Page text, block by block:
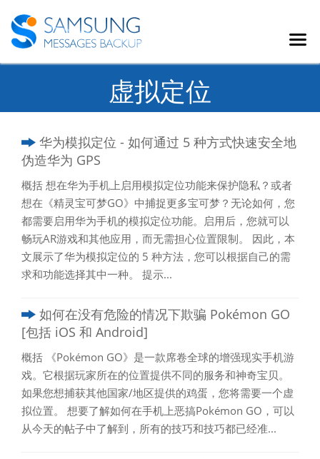
虚拟定位
华为模拟定位 - 如何通过 5 种方式快速安全地
伪造华为 GPS
概括 想在华为手机上启用模拟定位功能来保护隐私？或者
想在《精灵宝可梦GO》中捕捉更多宝可梦？无论如何，您
都需要启用华为手机的模拟定位功能。启用后，您就可以
畅玩AR游戏和其他应用，而无需担心位置限制。 因此，本
文展示了华为模拟定位的 5 种方法，您可以根据自己的需
求和功能选择其中一种。 提示...
如何在没有危险的情况下欺骗 Pokémon GO
[包括 iOS 和 Android]
概括 《Pokémon GO》是一款席卷全球的增强现实手机游
戏。它根据玩家所在的位置提供不同的服务和神奇宝贝。
如果您想捕获其他国家/地区提供的鸡蛋，您将需要一个虚
拟位置。 想要了解如何在手机上恶搞Pokémon GO，可以
从今天的帖子中了解到，所有的技巧和技巧都已经准...